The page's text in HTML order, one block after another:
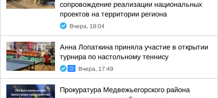
сопровождение реализации национальных
проектов на территории региона
Вчера, 18:04
Анна Лопаткина приняла участие в открытии
турнира по настольному теннису
Вчера, 17:49
Прокуратура Медвежьегорского района